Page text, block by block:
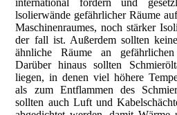
international fordern und
lsolierwände gefährlicher Räume
Maschinenraumes, noch stärker
der fall ist. Außerdem sollten
ähnliche Räume an
Darüber hinaus sollten
liegen, in denen viel höhere
als zum Entflammen des
sollten auch Luft und